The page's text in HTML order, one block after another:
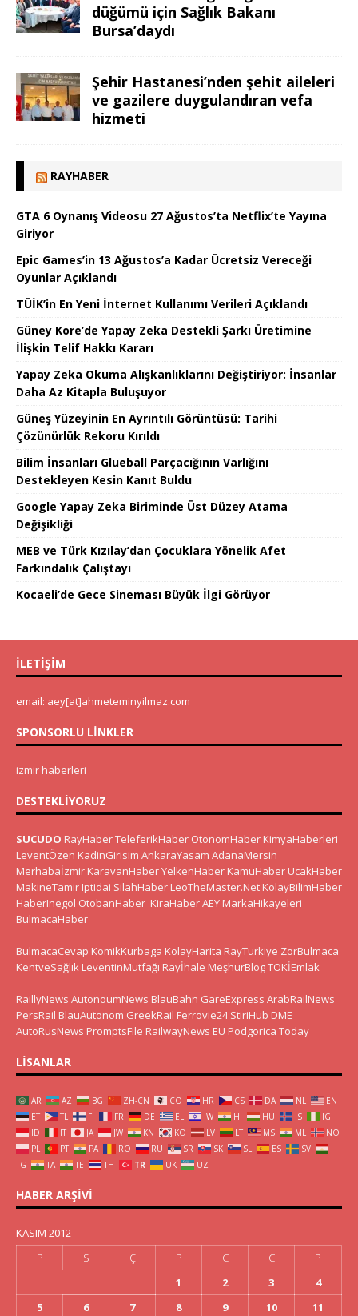
düğümü için Sağlık Bakanı
Bursa’daydı
Şehir Hastanesi’nden şehit aileleri
ve gazilere duygulandıran vefa
hizmeti
RAYHABER
GTA 6 Oynanış Videosu 27 Ağustos’ta Netflix’te Yayına
Giriyor
Epic Games’in 13 Ağustos’a Kadar Ücretsiz Vereceği
Oyunlar Açıklandı
TÜİK’in En Yeni İnternet Kullanımı Verileri Açıklandı
Güney Kore’de Yapay Zeka Destekli Şarkı Üretimine
İlişkin Telif Hakkı Kararı
Yapay Zeka Okuma Alışkanlıklarını Değiştiriyor: İnsanlar
Daha Az Kitapla Buluşuyor
Güneş Yüzeyinin En Ayrıntılı Görüntüsü: Tarihi
Çözünürlük Rekoru Kırıldı
Bilim İnsanları Glueball Parçacığının Varlığını
Destekleyen Kesin Kanıt Buldu
Google Yapay Zeka Biriminde Üst Düzey Atama
Değişikliği
MEB ve Türk Kızılay’dan Çocuklara Yönelik Afet
Farkındalık Çalıştayı
Kocaeli’de Gece Sineması Büyük İlgi Görüyor
İLETIŞIM
email: aey[at]ahmeteminyilmaz.com
SPONSORLU LINKLER
izmir haberleri
DESTEKLIYORUZ
SUCUDO RayHaberTeleferikHaber OtonomHaber KimyaHaberleri
LeventÖzen KadinGirisim AnkaraYasam AdanaMersin
Merhabaİzmir KaravanHaberYelkenHaber KamuHaber UcakHaber
MakineTamir Iptidai SilahHaber LeoTheMaster.Net KolayBilimHaber
HaberInegol OtobanHaber KiraHaberAEY MarkaHikayeleri
BulmacaHaber
BulmacaCevap KomikKurbaga KolayHarita RayTurkiye ZorBulmaca
KentveSağlık LeventinMutfağı Rayİhale MeşhurBlogTOKİEmlak
RaillyNews AutonoumNews BlauBahn GareExpress ArabRailNews
PersRail BlauAutonom GreekRail Ferrovie24 StiriHub DME
AutoRusNews PromptsFile RailwayNews EU Podgorica Today
LISANLAR
AR AZ BG ZH-CN CO HR CS DA NL
EN
ET
TL FI FR DE EL IW HI HU IS
IG
ID
IT JA JW KN KO LV LT MS ML
NO
PL
PT PA RO RU SR SK SL ES
SV
TG
TA TE TH TR UK UZ
HABER ARŞIVI
KASIM 2012
P
S Ç P C C
P
1
2 3
4
5
6 7 8 9 10 11